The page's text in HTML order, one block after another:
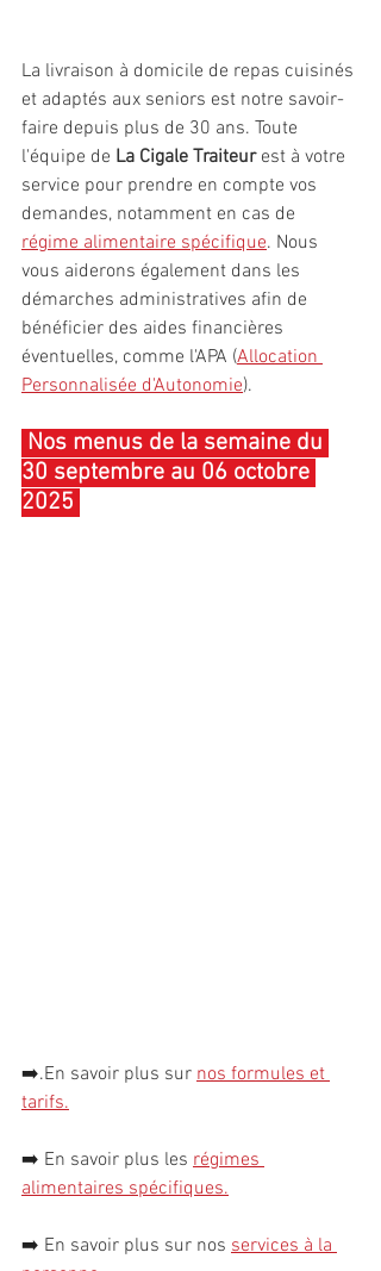
La livraison à domicile de repas cuisinés
et adaptés aux seniors est notre savoir-
faire depuis plus de 30 ans. Toute
l'équipe de La Cigale Traiteur est à votre
service pour prendre en compte vos
demandes, notamment en cas de
régime alimentaire spécifique. Nous
vous aiderons également dans les
démarches administratives afin de
bénéficier des aides financières
éventuelles, comme l'APA (Allocation
Personnalisée d'Autonomie).
30 septembre au 06 octobre
2025
➡️.En savoir plus sur nos formules et
tarifs.
➡️ En savoir plus les régimes
alimentaires spécifiques.
➡️ En savoir plus sur nos services à la